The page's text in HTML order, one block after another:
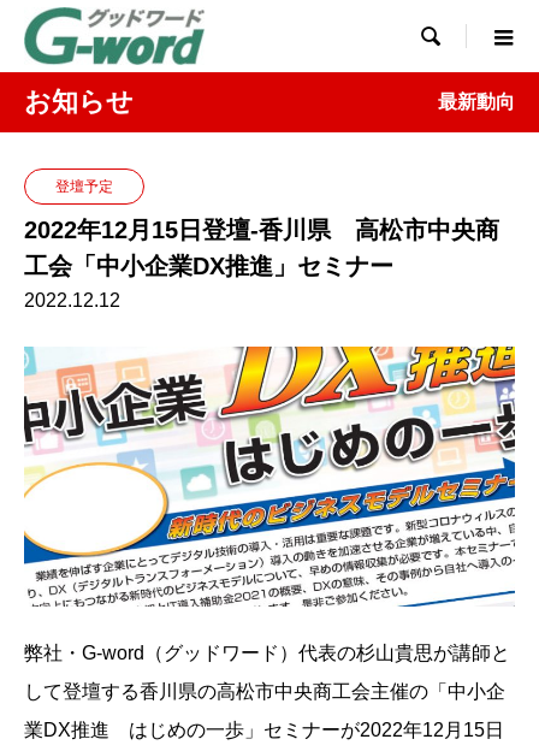

お知らせ 最新動向
登壇予定
2022年12月15日登壇-香川県 高松市中央商
工会「中小企業DX推進」セミナー
2022.12.12
弊社・G-word（グッドワード）代表の杉山貴思が講師と
して登壇する香川県の高松市中央商工会主催の「中小企
業DX推進 はじめの一歩」セミナーが2022年12月15日